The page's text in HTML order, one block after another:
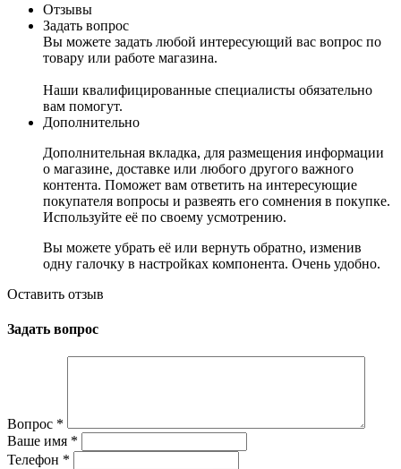
Отзывы
Задать вопрос
Вы можете задать любой интересующий вас вопрос по
товару или работе магазина.
Наши квалифицированные специалисты обязательно
вам помогут.
Дополнительно
Дополнительная вкладка, для размещения информации
о магазине, доставке или любого другого важного
контента. Поможет вам ответить на интересующие
покупателя вопросы и развеять его сомнения в покупке.
Используйте её по своему усмотрению.
Вы можете убрать её или вернуть обратно, изменив
одну галочку в настройках компонента. Очень удобно.
Оставить отзыв
Задать вопрос
Вопрос *
Ваше имя *
Телефон *